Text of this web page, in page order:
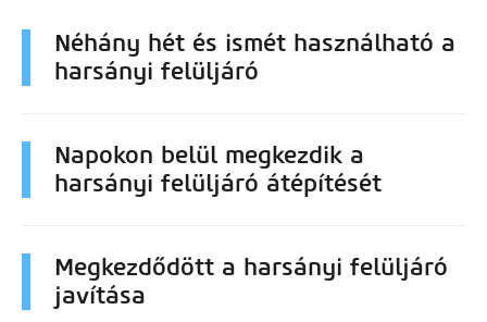
Néhány hét és ismét használható a
harsányi felüljáró
Napokon belül megkezdik a
harsányi felüljáró átépítését
Megkezdődött a harsányi felüljáró
javítása